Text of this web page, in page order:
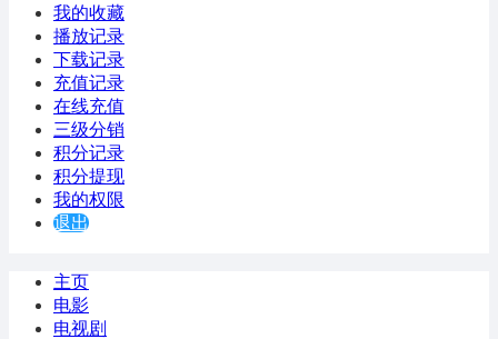
我的收藏
播放记录
下载记录
充值记录
在线充值
三级分销
积分记录
积分提现
我的权限
退出
主页
电影
电视剧